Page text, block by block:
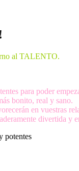
al TALENTO.
para poder
bonito, real y sano.
en vuestras
divertida y